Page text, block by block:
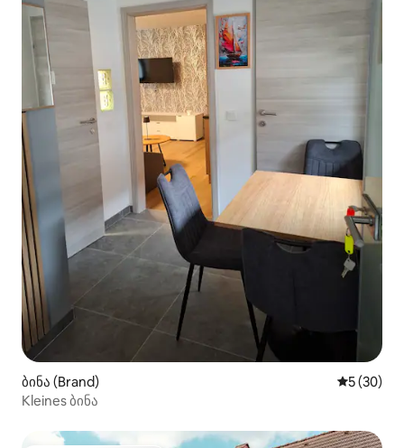
ბინა (Brand) საშუალო
5 (30)
Kleines ბინა